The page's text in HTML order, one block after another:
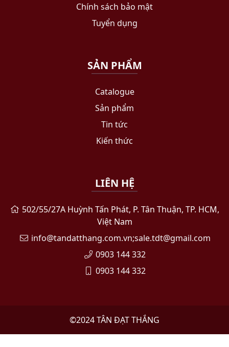
Chính sách bảo mật
Tuyển dụng
SẢN PHẨM
Catalogue
Sản phẩm
Tin tức
Kiến thức
LIÊN HỆ
502/55/27A Huỳnh Tấn Phát, P. Tân Thuận, TP. HCM,
Việt Nam
info@tandatthang.com.vn;sale.tdt@gmail.com
0903 144 332
0903 144 332
©2024TÂN ĐẠT THẮNG